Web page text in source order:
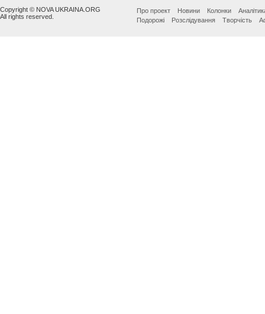
Copyright © NOVA UKRAINA.ORG
All rights reserved.
Про проект Новини Колонки
Подорожі
Розслідування Творчість